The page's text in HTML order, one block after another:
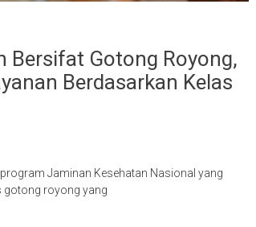
Bersifat Gotong Royong,
Berdasarkan Kelas
Jaminan Kesehatan Nasional yang
gotong royong yang